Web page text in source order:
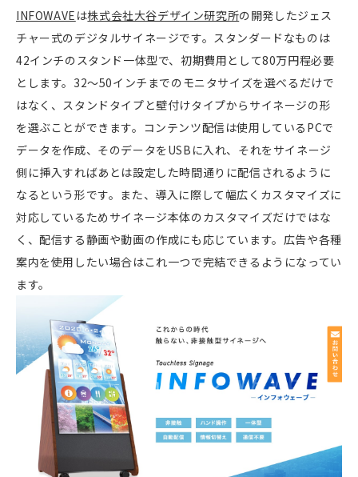
INFOWAVE は株式会社大谷デザイン研究所の開発したジェス
チャー式のデジタルサイネージです。スタンダードなものは
42インチのスタンド一体型で、初期費用として80万円程必要
とします。32～50インチまでのモニタサイズを選べるだけで
はなく、スタンドタイプと壁付けタイプからサイネージの形
を選ぶことができます。コンテンツ配信は使用しているPCで
データを作成、そのデータをUSBに入れ、それをサイネージ
側に挿入すればあとは設定した時間通りに配信されるように
なるという形です。また、導入に際して幅広くカスタマイズに
対応しているためサイネージ本体のカスタマイズだけではな
く、配信する静画や動画の作成にも応じています。広告や各種
案内を使用したい場合はこれ一つで完結できるようになってい
ます。